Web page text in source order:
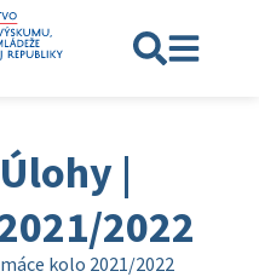
|
2022
kolo 2021/2022